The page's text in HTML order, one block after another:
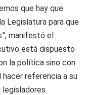
que hay que
Legislatura para que
manifestó el
está dispuesto
la política sino con
hacer referencia a su